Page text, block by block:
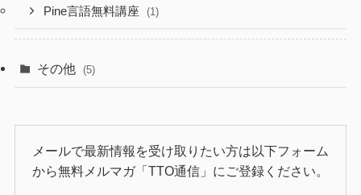
Pine言語無料講座 (1)
その他 (5)
メールで最新情報を受け取りたい方は以下フォーム
から無料メルマガ「TTO通信」にご登録ください。